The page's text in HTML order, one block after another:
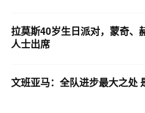
拉莫斯40岁生日派对，蒙奇、
人士出席
文班亚马：全队进步最大之处